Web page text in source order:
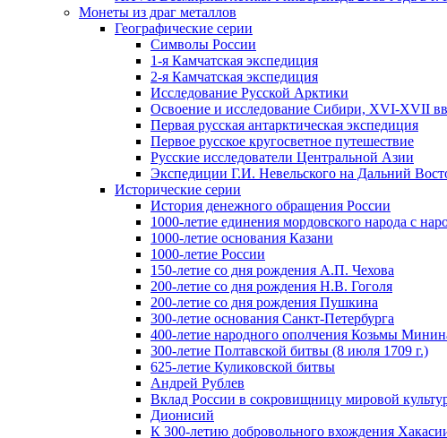
Монеты из драг металлов
Географические серии
Символы России
1-я Камчатская экспедиция
2-я Камчатская экспедиция
Исследование Русской Арктики
Освоение и исследование Сибири, XVI-XVII вв
Первая русская антарктическая экспедиция
Первое русское кругосветное путешествие
Русские исследователи Центральной Азии
Экспедиции Г.И. Невельского на Дальний
Исторические серии
История денежного обращения России
1000-летие единения мордовского народа с
1000-летие основания Казани
1000-летие России
150-летие со дня рождения А.П. Чехова
200-летие со дня рождения Н.В. Гоголя
200-летие со дня рождения Пушкина
300-летие основания Санкт-Петербурга
400-летие народного ополчения Козьмы
300-летие Полтавской битвы (8 июля 1709 г.)
625-летие Куликовской битвы
Андрей Рублев
Вклад России в сокровищницу мировой
Дионисий
К 300-летию добровольного вхождения